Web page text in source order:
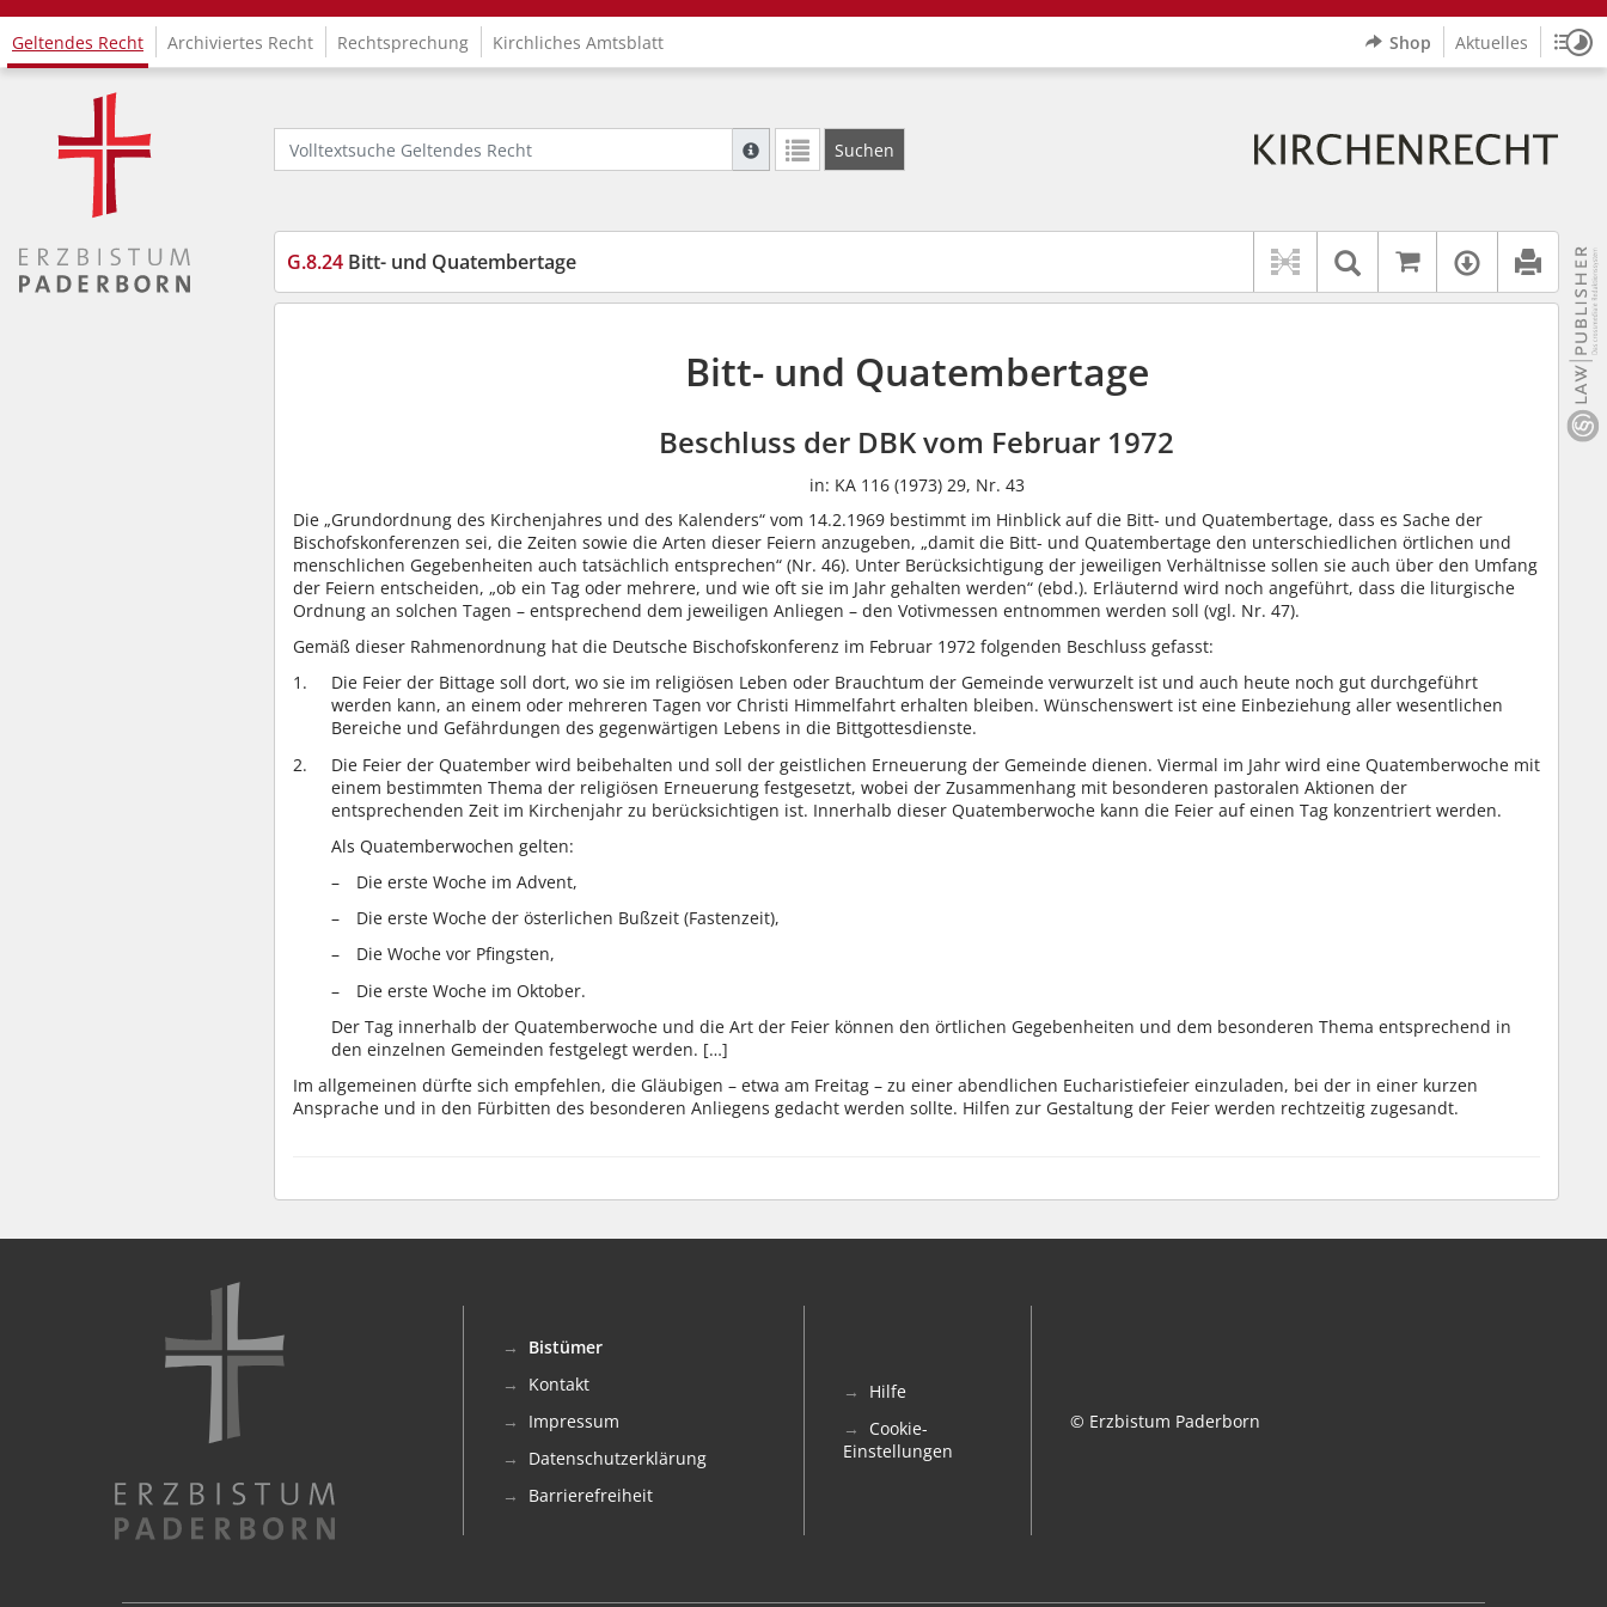
Logo Fachinformationssystem Kirchenrecht
Geltendes Recht Archiviertes Recht Rechtsprechung Kirchliches Amtsblatt Shop Aktuelles
Volltextsuche Geltendes Recht
Suche mit Platzhalter "*", Bsp. Pfarrer*, findet auch: "Pfarrerinitiative" oder "Pfarrerausschuss".
Suchen
G.8.24 Bitt- und Quatembertage Textsuche im
Auf
Bitt- und Quatembertage
Beschluss der DBK vom Februar 1972
in: KA 116 (1973) 29, Nr. 43
Die „Grundordnung des Kirchenjahres und des Kalenders“ vom 14.2.1969 bestimmt im Hinblick auf die Bitt- und Quatembertage, dass es Sache der
Bischofskonferenzen sei, die Zeiten sowie die Arten dieser Feiern anzugeben, „damit die Bitt- und Quatembertage den unterschiedlichen örtlichen und
menschlichen Gegebenheiten auch tatsächlich entsprechen“ (Nr. 46). Unter Berücksichtigung der jeweiligen Verhältnisse sollen sie auch über den Umfang
der Feiern entscheiden, „ob ein Tag oder mehrere, und wie oft sie im Jahr gehalten werden“ (ebd.). Erläuternd wird noch angeführt, dass die liturgische
Ordnung an solchen Tagen – entsprechend dem jeweiligen Anliegen – den Votivmessen entnommen werden soll (vgl. Nr. 47).
Gemäß dieser Rahmenordnung hat die Deutsche Bischofskonferenz im Februar 1972 folgenden Beschluss gefasst:
Die Feier der Bittage soll dort, wo sie im religiösen Leben oder Brauchtum der Gemeinde verwurzelt ist und auch heute noch gut durchgeführt
werden kann, an einem oder mehreren Tagen vor Christi Himmelfahrt erhalten bleiben. Wünschenswert ist eine Einbeziehung aller wesentlichen
Bereiche und Gefährdungen des gegenwärtigen Lebens in die Bittgottesdienste.
Die Feier der Quatember wird beibehalten und soll der geistlichen Erneuerung der Gemeinde dienen. Viermal im Jahr wird eine Quatemberwoche mit
einem bestimmten Thema der religiösen Erneuerung festgesetzt, wobei der Zusammenhang mit besonderen pastoralen Aktionen der
entsprechenden Zeit im Kirchenjahr zu berücksichtigen ist. Innerhalb dieser Quatemberwoche kann die Feier auf einen Tag konzentriert werden.
Als Quatemberwochen gelten:
Die erste Woche im Advent,
Die erste Woche der österlichen Bußzeit (Fastenzeit),
Die Woche vor Pfingsten,
Die erste Woche im Oktober.
Der Tag innerhalb der Quatemberwoche und die Art der Feier können den örtlichen Gegebenheiten und dem besonderen Thema entsprechend in
den einzelnen Gemeinden festgelegt werden. […]
Im allgemeinen dürfte sich empfehlen, die Gläubigen – etwa am Freitag – zu einer abendlichen Eucharistiefeier einzuladen, bei der in einer kurzen
Ansprache und in den Fürbitten des besonderen Anliegens gedacht werden sollte. Hilfen zur Gestaltung der Feier werden rechtzeitig zugesandt.
Bistümer
Kontakt
Impressum
Datenschutzerklärung
Barrierefreiheit
Hilfe
Cookie-
Einstellungen
© Erzbistum Paderborn
wbv